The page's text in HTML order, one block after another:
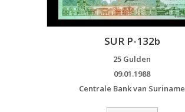
SUR P-132b
25 Gulden
09.01.1988
Centrale Bank van Suriname